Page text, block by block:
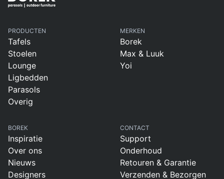
PRODUCTEN
Tafels
Stoelen
Lounge
Ligbedden
Parasols
Overig
MERKEN
Borek
Max & Luuk
Yoi
BOREK
Inspiratie
Over ons
Nieuws
Designers
CONTACT
Support
Onderhoud
Retouren & Garantie
Verzenden & Bezorgen